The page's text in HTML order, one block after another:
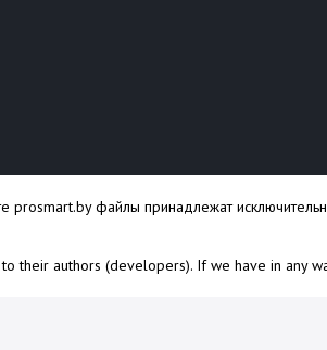
файлы принадлежат
their authors (developers). If we have in any